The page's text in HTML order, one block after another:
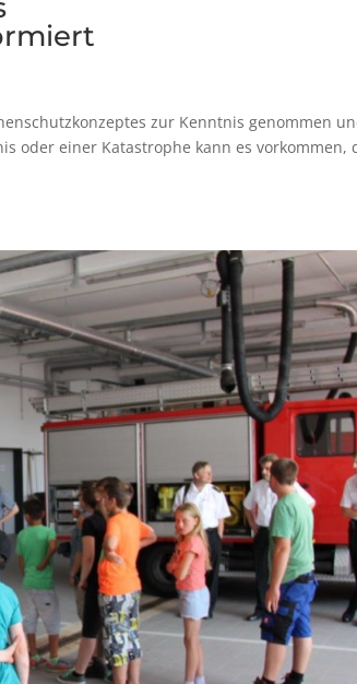
zur Kenntnis genommen
oder einer Katastrophe kann es vorkommen,